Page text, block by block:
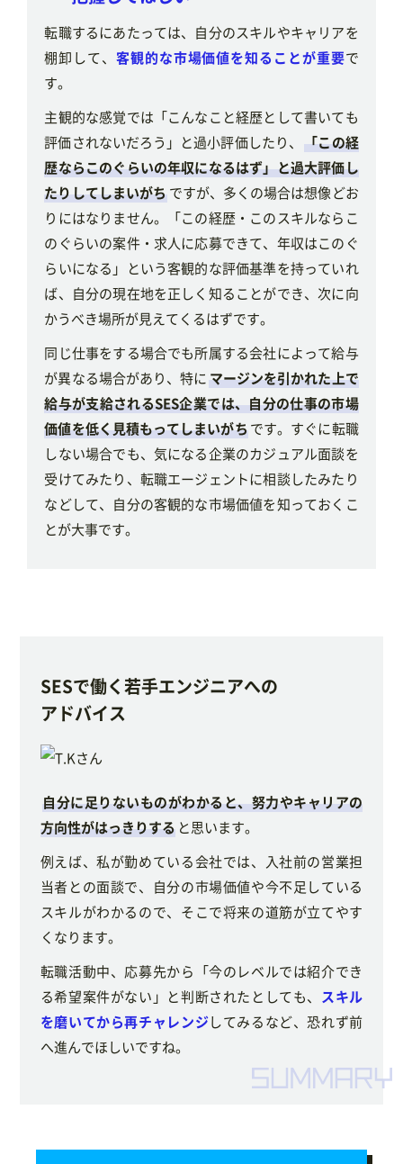
転職するにあたっては、自分のスキルやキャリアを
棚卸して、 客観的な市場価値を知ることが重要で
す。
主観的な感覚では「こんなこと経歴として書いても
評価されないだろう」と過小評価したり、
「この経
歴ならこのぐらいの年収になるはず」と過大評価し
たりしてしまいがちですが、多くの場合は想像どお
りにはなりません。「この経歴・このスキルならこ
のぐらいの案件・求人に応募できて、年収はこのぐ
らいになる」という客観的な評価基準を持っていれ
ば、自分の現在地を正しく知ることができ、次に向
かうべき場所が見えてくるはずです。
同じ仕事をする場合でも所属する会社によって給与
が異なる場合があり、特に マージンを引かれた上で
給与が支給されるSES企業では、自分の仕事の市場
価値を低く見積もってしまいがちです。すぐに転職
しない場合でも、気になる企業のカジュアル面談を
受けてみたり、転職エージェントに相談したみたり
などして、自分の客観的な市場価値を知っておくこ
とが大事です。
SESで働く若手エンジニアへの
アドバイス
自分に足りないものがわかると、努力やキャリアの
方向性がはっきりする と思います。
例えば、私が勤めている会社では、入社前の営業担
当者との面談で、自分の市場価値や今不足している
スキルがわかるので、そこで将来の道筋が立てやす
くなります。
転職活動中、応募先から「今のレベルでは紹介でき
る希望案件がない」と判断されたとしても、 スキル
を磨いてから再チャレンジしてみるなど、恐れず前
へ進んでほしいですね。